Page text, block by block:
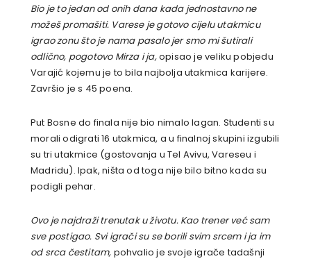
Bio je to jedan od onih dana kada jednostavno ne
možeš promašiti. Varese je gotovo cijelu utakmicu
igrao zonu što je nama pasalo jer smo mi šutirali
odlično, pogotovo Mirza i ja,opisao je veliku pobjedu
Varajić kojemu je to bila najbolja utakmica karijere.
Završio je s 45 poena.
Put Bosne do finala nije bio nimalo lagan. Studenti su
morali odigrati 16 utakmica, a u finalnoj skupini izgubili
su tri utakmice (gostovanja u Tel Avivu, Vareseu i
Madridu). Ipak, ništa od toga nije bilo bitno kada su
podigli pehar.
Ovo je najdraži trenutak u životu. Kao trener već sam
sve postigao. Svi igrači su se borili svim srcem i ja im
od srca čestitam, pohvalio je svoje igrače tadašnji